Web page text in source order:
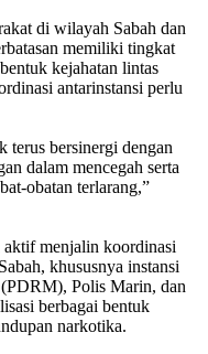
di wilayah Sabah dan
memiliki tingkat
kejahatan lintas
antarinstansi perlu
terus bersinergi dengan
dalam mencegah serta
obatan terlarang,”
menjalin koordinasi
khususnya instansi
Polis Marin, dan
berbagai bentuk
narkotika.